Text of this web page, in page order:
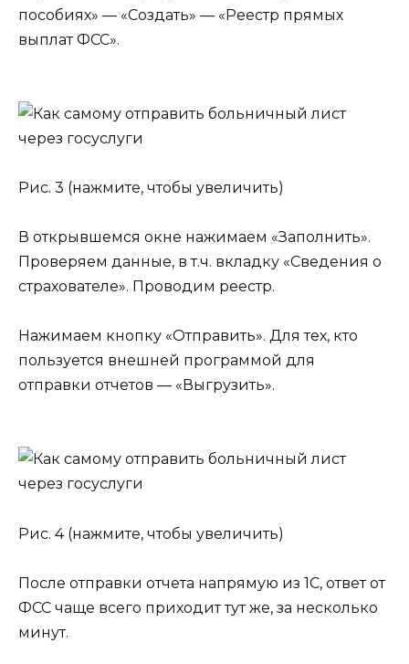
пособиях» — «Создать» — «Реестр прямых
выплат ФСС».
Рис. 3 (нажмите, чтобы увеличить)
В открывшемся окне нажимаем «Заполнить».
Проверяем данные, в т.ч. вкладку «Сведения о
страхователе». Проводим реестр.
Нажимаем кнопку «Отправить». Для тех, кто
пользуется внешней программой для
отправки отчетов — «Выгрузить».
Рис. 4 (нажмите, чтобы увеличить)
После отправки отчета напрямую из 1С, ответ от
ФСС чаще всего приходит тут же, за несколько
минут.